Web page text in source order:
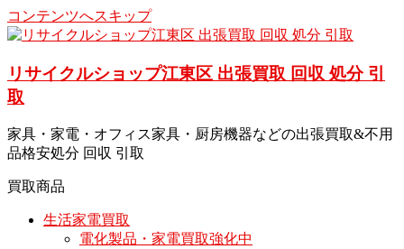
コンテンツへスキップ
リサイクルショップ江東区 出張買取 回収 処分 引
取
家具・家電・オフィス家具・厨房機器などの出張買取&不用
品格安処分 回収 引取
買取商品
生活家電買取
電化製品・家電買取強化中